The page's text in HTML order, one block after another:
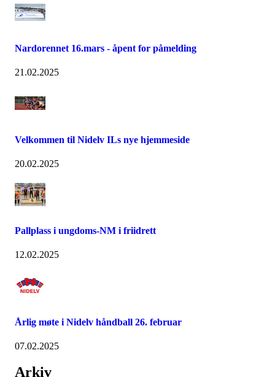
Nardorennet 16.mars - åpent for påmelding
21.02.2025
Velkommen til Nidelv ILs nye hjemmeside
20.02.2025
Pallplass i ungdoms-NM i friidrett
12.02.2025
Årlig møte i Nidelv håndball 26. februar
07.02.2025
Arkiv